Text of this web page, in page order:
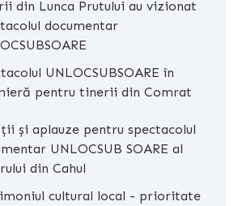
din Lunca Prutului au vizionat
documentar
UNLOCSUBSOARE în
pentru tinerii din Comrat
și aplauze pentru spectacolul
UNLOCSUB SOARE al
din Cahul
cultural local - prioritate